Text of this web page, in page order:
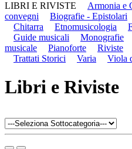
LIBRI E RIVISTE
Armonia e
convegni
Biografie - Epistolari
Chitarra
Etnomusicologia
Guide musicali
Monografie
musicale
Pianoforte Riviste
Trattati Storici
Varia Viola
Libri e Riviste